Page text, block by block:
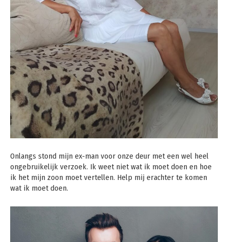
Onlangs stond mijn ex-man voor onze deur met een wel heel
ongebruikelijk verzoek. Ik weet niet wat ik moet doen en hoe
ik het mijn zoon moet vertellen. Help mij erachter te komen
wat ik moet doen.